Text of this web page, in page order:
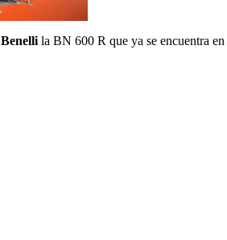
Benelli la BN 600 R que ya se encuentra